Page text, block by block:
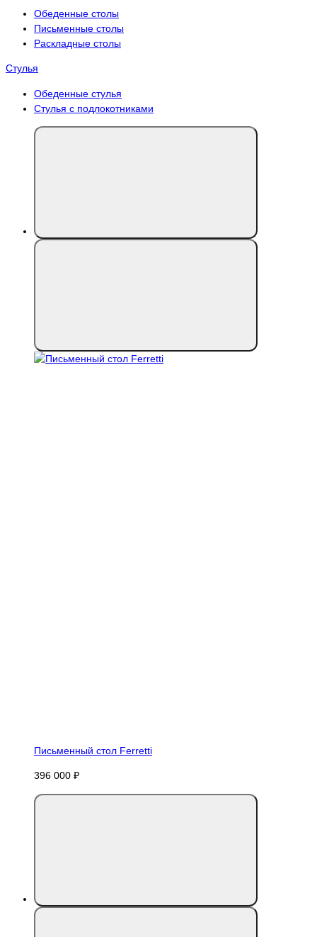
Обеденные столы
Письменные столы
Раскладные столы
Стулья
Обеденные стулья
Стулья с подлокотниками
Письменный стол Ferretti
396 000 ₽